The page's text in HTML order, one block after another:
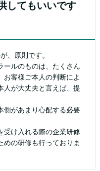
してもいいです
、原則です。
ールのものは、たくさん
お客様ご本人の判断によ
人が大丈夫と言えば、提
側があまり心配する必要
受け入れる際の企業研修
めの研修も行っておりま